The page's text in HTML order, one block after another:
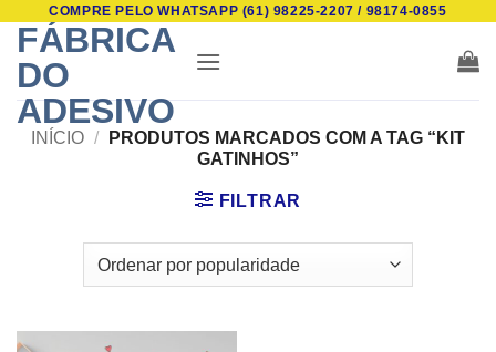
content
COMPRE PELO WHATSAPP (61) 98225-2207 / 98174-0855
FÁBRICA
DO
ADESIVO
INÍCIO /
PRODUTOS MARCADOS COM A TAG “KIT
GATINHOS”
FILTRAR